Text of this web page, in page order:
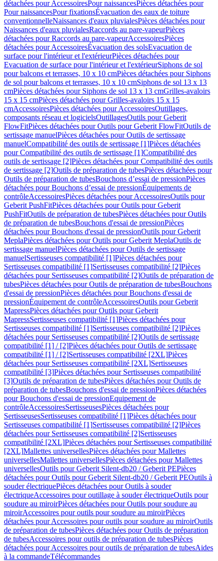
détachées pour AccessoiresPour naissancesPièces détachées pour
Pour naissancesPour fixationsÉvacuation des eaux de toiture
conventionnelleNaissances d'eaux pluvialesPièces détachées pour
Naissances d'eaux pluvialesRaccords au pare-vapeurPièces
détachées pour Raccords au pare-vapeurAccessoiresPièces
détachées pour AccessoiresÉvacuation des solsEvacuation de
surface pour l'intérieur et l'extérieurPièces détachées pour
Evacuation de surface pour l'intérieur et l'extérieurSiphons de sol
pour balcons et terrasses, 10 x 10 cmPièces détachées pour Siphons
de sol pour balcons et terrasses, 10 x 10 cmSiphons de sol 13 x 13
cmPièces détachées pour Siphons de sol 13 x 13 cmGrilles-avaloirs
15 x 15 cmPièces détachées pour Grilles-avaloirs 15 x 15
cmAccessoiresPièces détachées pour AccessoiresOutillages,
composants réseau et logicielsOutillagesOutils pour Geberit
FlowFitPièces détachées pour Outils pour Geberit FlowFitOutils de
sertissage manuelPièces détachées pour Outils de sertissage
manuelCompatibilité des outils de sertissage [1]Pièces détachées
pour Compatibilité des outils de sertissage [1]Compatibilité des
outils de sertissage [2]Pièces détachées pour Compatibilité des outils
de sertissage [2]Outils de préparation de tubesPièces détachées pour
Outils de préparation de tubesBouchons d’essai de pressionPièces
détachées pour Bouchons d’essai de pressionÉquipements de
contrôleAccessoiresPièces détachées pour AccessoiresOutils pour
Geberit PushFitPièces détachées pour Outils pour Geberit
PushFitOutils de préparation de tubesPièces détachées pour Outils
de préparation de tubesBouchons d'essai de pressionPièces
détachées pour Bouchons d'essai de pressionOutils pour Geberit
MeplaPièces détachées pour Outils pour Geberit MeplaOutils de
sertissage manuelPièces détachées pour Outils de sertissage
manuelSertisseuses compatibilité [1]Pièces détachées pour
Sertisseuses compatibilité [1]Sertisseuses compatibilité [2]Pièces
détachées pour Sertisseuses compatibilité [2]Outils de préparation de
tubesPièces détachées pour Outils de préparation de tubesBouchons
d'essai de pressionPièces détachées pour Bouchons d'essai de
pressionÉquipement de contrôleAccessoiresOutils pour Geberit
MapressPièces détachées pour Outils pour Geberit
MapressSertisseuses compatibilité [1]Pièces détachées pour
Sertisseuses compatibilité [1]Sertisseuses compatibilité [2]Pièces
détachées pour Sertisseuses compatibilité [2]Outils de sertissage
compatibilité [1] / [2]Pièces détachées pour Outils de sertissage
compatibilité [1] / [2]Sertisseuses compatibilité [2XL]Pièces
détachées pour Sertisseuses compatibilité [2XL]Sertisseuses
compatibilité [3]Pièces détachées pour Sertisseuses compatibilité
[3]Outils de préparation de tubesPièces détachées pour Outils de
préparation de tubesBouchons d'essai de pressionPièces détachées
pour Bouchons d'essai de pressionEquipement de
contrôleAccessoiresSertisseusesPièces détachées pour
SertisseusesSertisseuses compatibilité [1]Pièces détachées pour
Sertisseuses compatibilité [1]Sertisseuses compatibilité [2]Pièces
détachées pour Sertisseuses compatibilité [2]Sertisseuses
compatibilité [2XL]Pièces détachées pour Sertisseuses compatibilité
[2XL]Mallettes universellesPièces détachées pour Mallettes
universellesMallettes universellesPièces détachées pour Mallettes
universellesOutils pour Geberit Silent-db20 / Geberit PEPièces
détachées pour Outils pour Geberit Silent-db20 / Geberit PEOutils à
souder électriquePièces détachées pour Outils à souder
électriqueAccessoires pour outillage à souder électriqueOutils pour
soudure au miroirPièces détachées pour Outils pour soudure au
miroirAccessoires pour outils pour soudure au miroirPièces
détachées pour Accessoires pour outils pour soudure au miroirOutils
de préparation de tubesPièces détachées pour Outils de préparation
de tubesAccessoires pour outils de préparation de tubesPièces
détachées pour Accessoires pour outils de préparation de tubesAides
à la commandeTélécommandes